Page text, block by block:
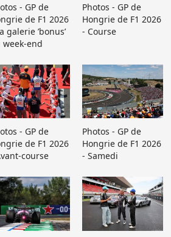
- GP de
de F1 2026
galerie ’bonus’
week-end
Photos - GP de
Hongrie de F1 2026
- Course
- GP de
de F1 2026
course
Photos - GP de
Hongrie de F1 2026
- Samedi